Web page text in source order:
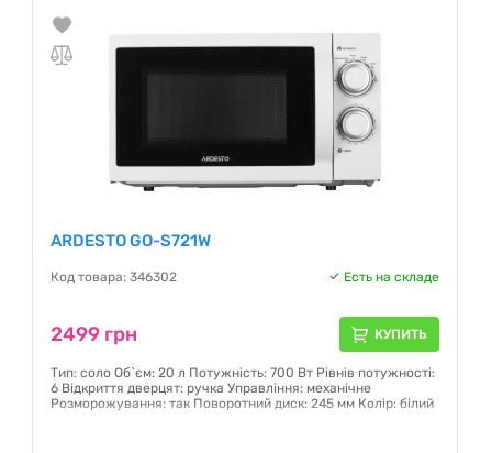
ARDESTO GO-S721W
Код товара: 346302 Есть на складе
2499 грн КУПИТЬ
Тип: соло Об`єм: 20 л Потужність: 700 Вт Рівнів потужності:
6 Відкриття дверцят: ручка Управління: механічне
Розморожування: так Поворотний диск: 245 мм Колір: білий